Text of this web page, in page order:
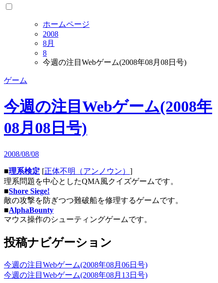
ホームページ
2008
8月
8
今週の注目Webゲーム(2008年08月08日号)
ゲーム
今週の注目Webゲーム(2008年
08月08日号)
2008/08/08
■理系検定 [正体不明（アンノウン） ]
理系問題を中心としたQMA風クイズゲームです。
■Shore Siege!
敵の攻撃を防ぎつつ難破船を修理するゲームです。
■AlphaBounty
マウス操作のシューティングゲームです。
投稿ナビゲーション
今週の注目Webゲーム(2008年08月06日号)
今週の注目Webゲーム(2008年08月13日号)